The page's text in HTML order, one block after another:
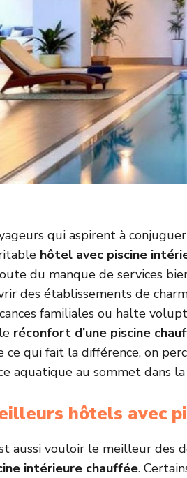
qui aspirent à
hôtel avec piscine
du manque de services
des établissements de
familiales ou halte
réconfort d’une piscine
ce qui fait la différence, on
aquatique au sommet dans
hôtels avec
aussi vouloir le meilleur
intérieure chauffée.